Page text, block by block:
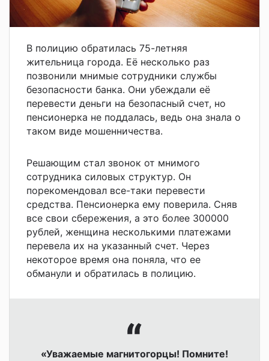
В полицию обратилась 75-летняя
жительница города. Её несколько раз
позвонили мнимые сотрудники службы
безопасности банка. Они убеждали её
перевести деньги на безопасный счет, но
пенсионерка не поддалась, ведь она знала о
таком виде мошенничества.
Решающим стал звонок от мнимого
сотрудника силовых структур. Он
порекомендовал все-таки перевести
средства. Пенсионерка ему поверила. Сняв
все свои сбережения, а это более 300000
рублей, женщина несколькими платежами
перевела их на указанный счет. Через
некоторое время она поняла, что ее
обманули и обратилась в полицию.
«Уважаемые магнитогорцы! Помните!